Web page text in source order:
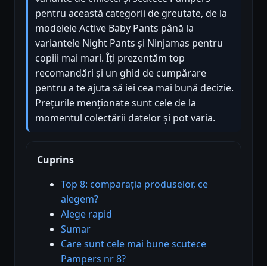
pentru această categorii de greutate, de la
modelele Active Baby Pants până la
variantele Night Pants și Ninjamas pentru
copiii mai mari. Îți prezentăm top
recomandări și un ghid de cumpărare
pentru a te ajuta să iei cea mai bună decizie.
Prețurile menționate sunt cele de la
momentul colectării datelor și pot varia.
Cuprins
Top 8: comparația produselor, ce
alegem?
Alege rapid
Sumar
Care sunt cele mai bune scutece
Pampers nr 8?